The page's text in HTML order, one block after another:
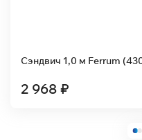
Сэндвич 1,0 м Ferrum
2 968 ₽